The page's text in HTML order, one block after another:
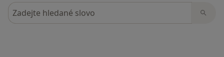
Hledejte v názorech